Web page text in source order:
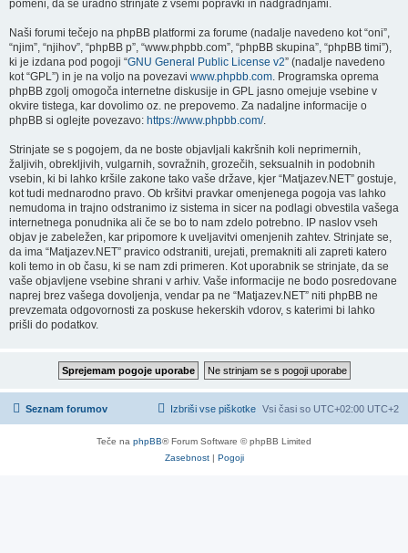
pomeni, da se uradno strinjate z vsemi popravki in nadgradnjami.
Naši forumi tečejo na phpBB platformi za forume (nadalje navedeno kot “oni”,
“njim”, “njihov”, “phpBB p”, “www.phpbb.com”, “phpBB skupina”, “phpBB timi”),
ki je izdana pod pogoji “GNU General Public License v2” (nadalje navedeno
kot “GPL”) in je na voljo na povezavi www.phpbb.com. Programska oprema
phpBB zgolj omogoča internetne diskusije in GPL jasno omejuje vsebine v
okvire tistega, kar dovolimo oz. ne prepovemo. Za nadaljne informacije o
phpBB si oglejte povezavo: https://www.phpbb.com/.
Strinjate se s pogojem, da ne boste objavljali kakršnih koli neprimernih,
žaljivih, obrekljivih, vulgarnih, sovražnih, grozečih, seksualnih in podobnih
vsebin, ki bi lahko kršile zakone tako vaše države, kjer “Matjazev.NET” gostuje,
kot tudi mednarodno pravo. Ob kršitvi pravkar omenjenega pogoja vas lahko
nemudoma in trajno odstranimo iz sistema in sicer na podlagi obvestila vašega
internetnega ponudnika ali če se bo to nam zdelo potrebno. IP naslov vseh
objav je zabeležen, kar pripomore k uveljavitvi omenjenih zahtev. Strinjate se,
da ima “Matjazev.NET” pravico odstraniti, urejati, premakniti ali zapreti katero
koli temo in ob času, ki se nam zdi primeren. Kot uporabnik se strinjate, da se
vaše objavljene vsebine shrani v arhiv. Vaše informacije ne bodo posredovane
naprej brez vašega dovoljenja, vendar pa ne “Matjazev.NET” niti phpBB ne
prevzemata odgovornosti za poskuse hekerskih vdorov, s katerimi bi lahko
prišli do podatkov.
Seznam forumov Vsi časi so UTC+02:00 UTC+2
Izbriši vse piškotke
Teče na phpBB® Forum Software © phpBB Limited
Zasebnost| Pogoji